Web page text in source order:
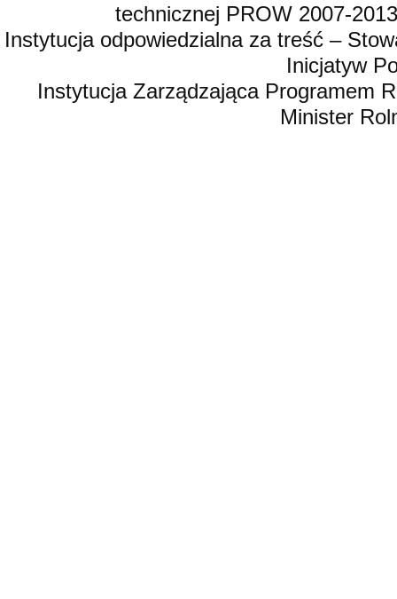
technicznej PROW 2007-
Instytucja odpowiedzialna za treść –
Inicjatyw
Instytucja Zarządzająca Programem
Minister